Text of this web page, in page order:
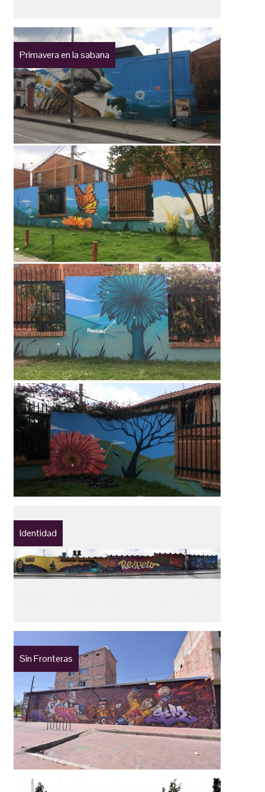
Primavera en la sabana
Identidad
Sin Fronteras